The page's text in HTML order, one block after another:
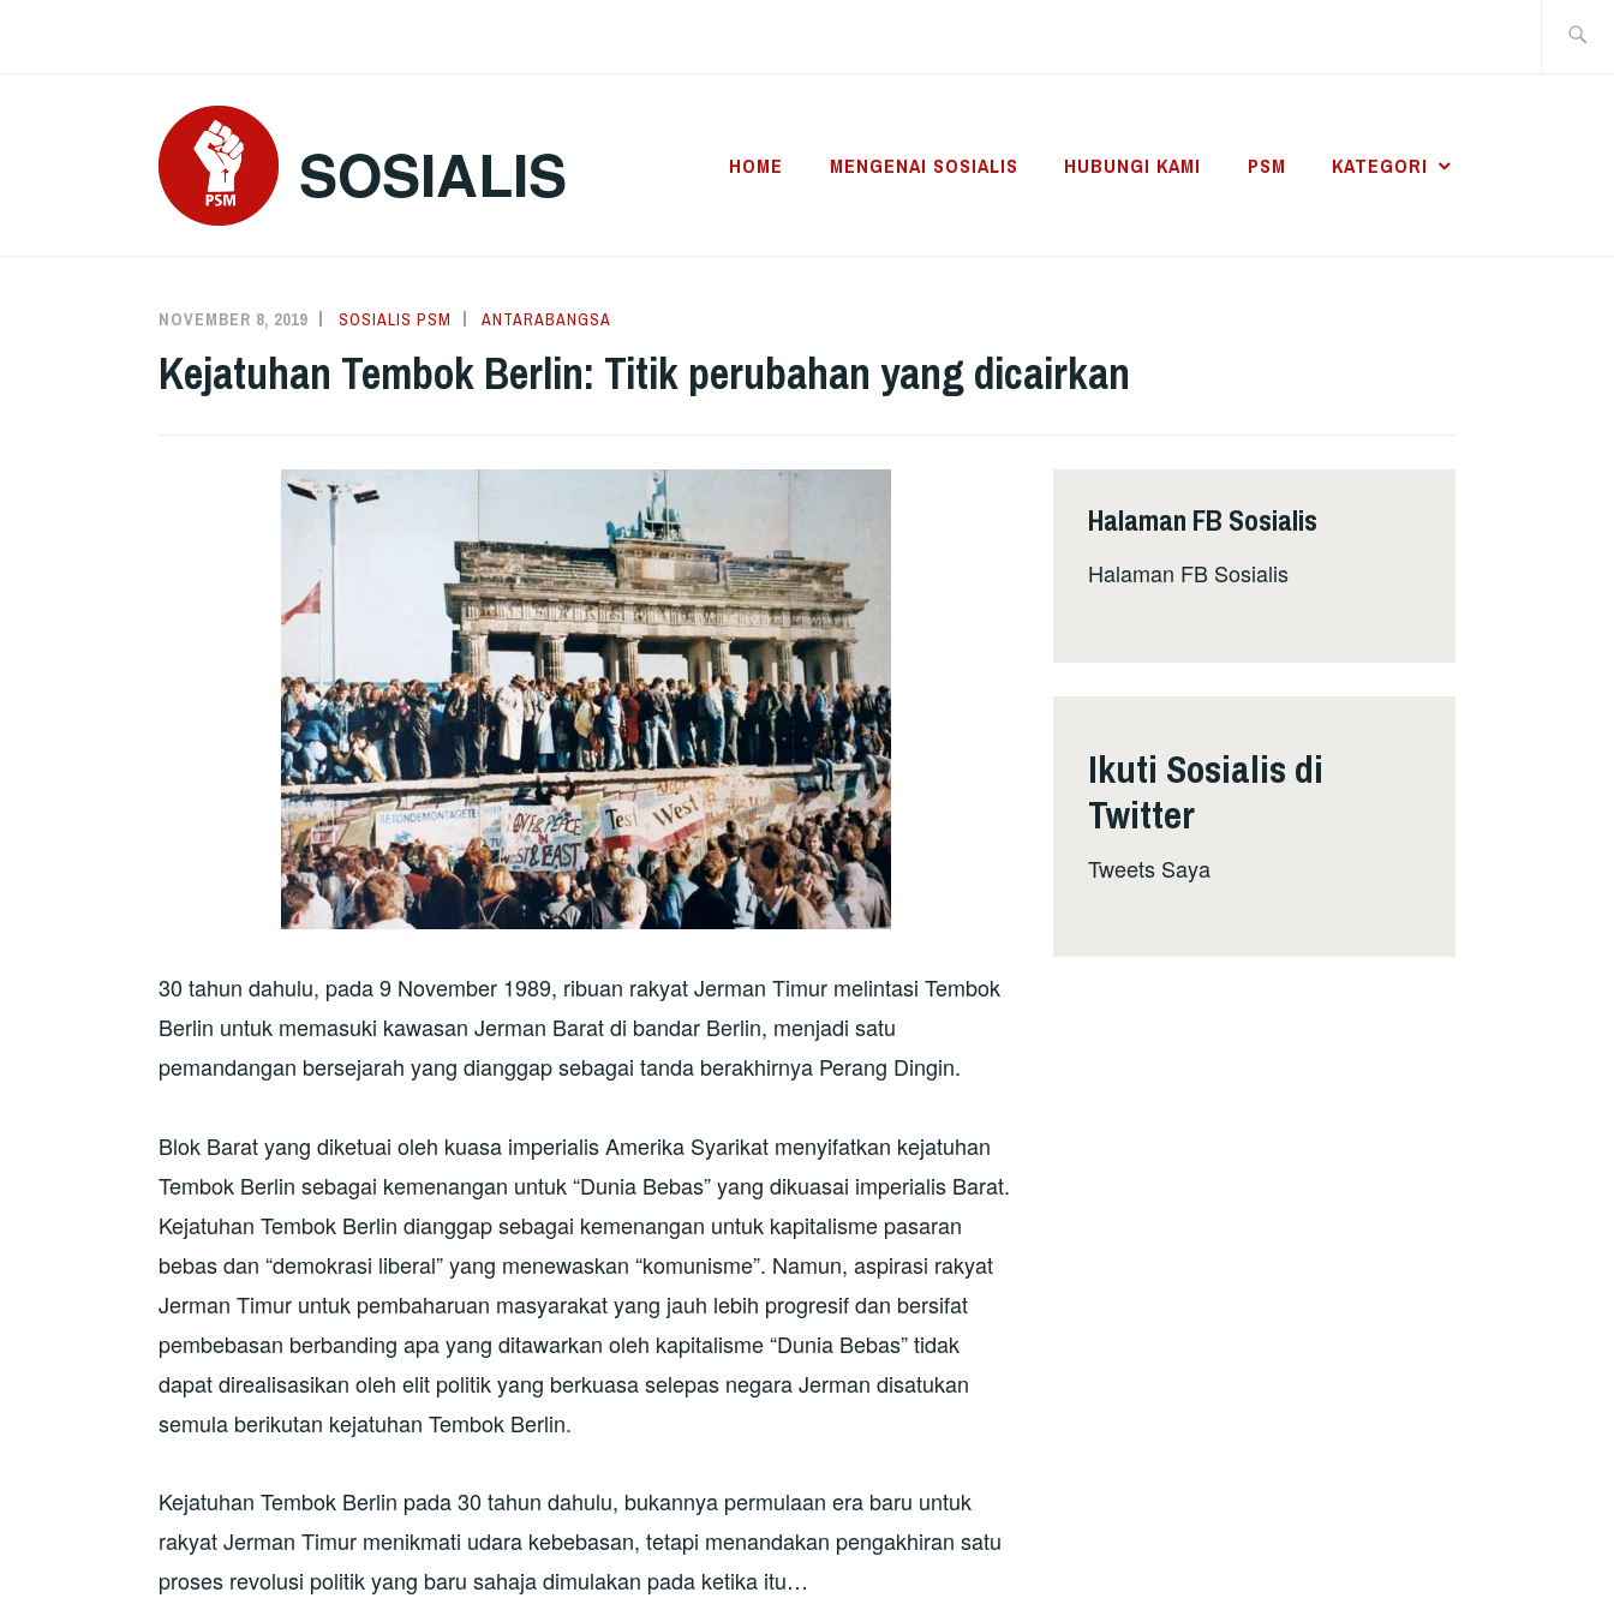
SOSIALIS HOME MENGENAI SOSIALIS HUBUNGI KAMI PSM KATEGORI
NOVEMBER 8, 2019 SOSIALIS PSM ANTARABANGSA
Kejatuhan Tembok Berlin: Titik perubahan yang dicairkan
30 tahun dahulu, pada 9 November 1989, ribuan rakyat Jerman Timur melintasi Tembok
Berlin untuk memasuki kawasan Jerman Barat di bandar Berlin, menjadi satu
pemandangan bersejarah yang dianggap sebagai tanda berakhirnya Perang Dingin.
Blok Barat yang diketuai oleh kuasa imperialis Amerika Syarikat menyifatkan kejatuhan
Tembok Berlin sebagai kemenangan untuk “Dunia Bebas” yang dikuasai imperialis Barat.
Kejatuhan Tembok Berlin dianggap sebagai kemenangan untuk kapitalisme pasaran
bebas dan “demokrasi liberal” yang menewaskan “komunisme”. Namun, aspirasi rakyat
Jerman Timur untuk pembaharuan masyarakat yang jauh lebih progresif dan bersifat
pembebasan berbanding apa yang ditawarkan oleh kapitalisme “Dunia Bebas” tidak
dapat direalisasikan oleh elit politik yang berkuasa selepas negara Jerman disatukan
semula berikutan kejatuhan Tembok Berlin.
Kejatuhan Tembok Berlin pada 30 tahun dahulu, bukannya permulaan era baru untuk
rakyat Jerman Timur menikmati udara kebebasan, tetapi menandakan pengakhiran satu
proses revolusi politik yang baru sahaja dimulakan pada ketika itu…
Halaman FB Sosialis
Halaman FB Sosialis
Ikuti Sosialis di
Twitter
Tweets Saya